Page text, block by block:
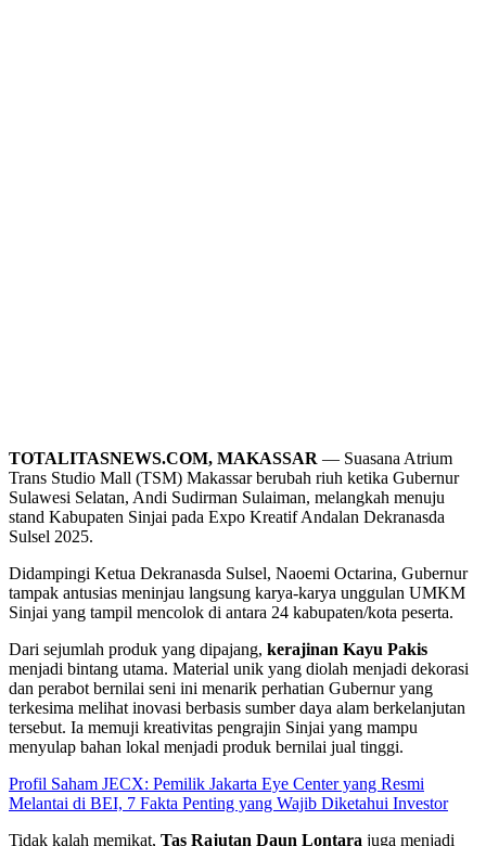
TOTALITASNEWS.COM, MAKASSAR — Suasana Atrium
Trans Studio Mall (TSM) Makassar berubah riuh ketika Gubernur
Sulawesi Selatan, Andi Sudirman Sulaiman, melangkah menuju
stand Kabupaten Sinjai pada Expo Kreatif Andalan Dekranasda
Sulsel 2025.
Didampingi Ketua Dekranasda Sulsel, Naoemi Octarina, Gubernur
tampak antusias meninjau langsung karya-karya unggulan UMKM
Sinjai yang tampil mencolok di antara 24 kabupaten/kota peserta.
Dari sejumlah produk yang dipajang, kerajinan Kayu Pakis
menjadi bintang utama. Material unik yang diolah menjadi dekorasi
dan perabot bernilai seni ini menarik perhatian Gubernur yang
terkesima melihat inovasi berbasis sumber daya alam berkelanjutan
tersebut. Ia memuji kreativitas pengrajin Sinjai yang mampu
menyulap bahan lokal menjadi produk bernilai jual tinggi.
Profil Saham JECX: Pemilik Jakarta Eye Center yang Resmi
Melantai di BEI, 7 Fakta Penting yang Wajib Diketahui Investor
Tidak kalah memikat, Tas Rajutan Daun Lontara juga menjadi